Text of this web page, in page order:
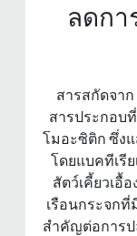
ลดกา
สารสกัดจาก
สารประกอบ
โมอะซิติก ซึ่ง
โดยแบคทีเรี
สัตว์เคี้ยวเอื้
เรือนกระจก
สําคัญต่อการป